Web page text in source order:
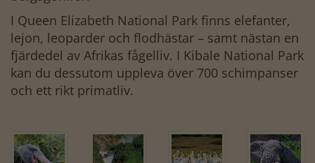
I Queen Elizabeth National Park finns elefanter,
lejon, leoparder och flodhästar – samt nästan en
fjärdedel av Afrikas fågelliv. I Kibale National Park
kan du dessutom uppleva över 700 schimpanser
och ett rikt primatliv.